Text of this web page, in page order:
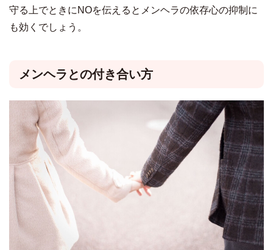
守る上でときにNOを伝えるとメンヘラの依存心の抑制に
も効くでしょう。
メンヘラとの付き合い方